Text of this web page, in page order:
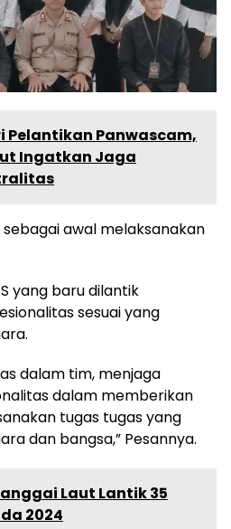
Pelantikan Panwascam,
Ingatkan Jaga
sebagai awal melaksanakan
yang baru dilantik
sesuai yang
dalam tim, menjaga
dalam memberikan
tugas tugas yang
dan bangsa,” Pesannya.
Laut Lantik 35
2024